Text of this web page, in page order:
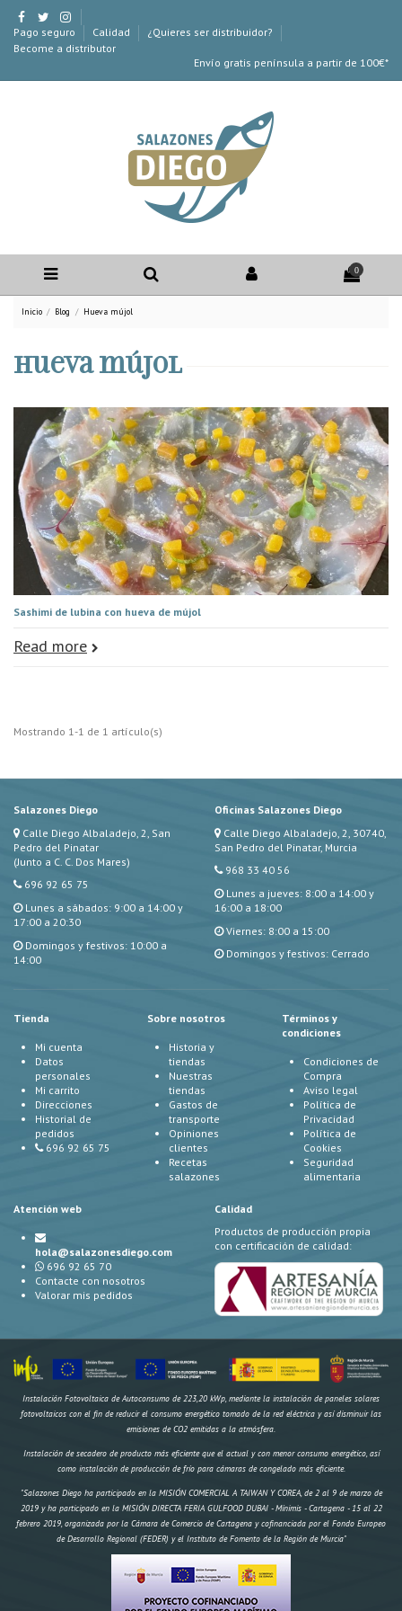
Pago seguro Calidad
¿Quieres ser distribuidor?
Become a distributor
Envío gratis península a partir de 100€*
0
Inicio Blog Hueva mújol
Hueva mújol
Sashimi de lubina con hueva de mújol
Read more
Mostrando 1-1 de 1 artículo(s)
Salazones Diego
Calle Diego Albaladejo, 2, San
Pedro del Pinatar
(Junto a C. C. Dos Mares)
696 92 65 75
Lunes a sábados: 9:00 a 14:00 y
17:00 a 20:30
Domingos y festivos: 10:00 a
14:00
Oficinas Salazones Diego
Calle Diego Albaladejo, 2, 30740,
San Pedro del Pinatar, Murcia
968 33 40 56
Lunes a jueves: 8:00 a 14:00 y
16:00 a 18:00
Viernes: 8:00 a 15:00
Domingos y festivos: Cerrado
Tienda
Mi cuenta
Datos
personales
Mi carrito
Direcciones
Historial de
pedidos
696 92 65 75
Sobre nosotros
Historia y
tiendas
Nuestras
tiendas
Gastos de
transporte
Opiniones
clientes
Recetas
salazones
Términos y
condiciones
Condiciones de
Compra
Aviso legal
Política de
Privacidad
Política de
Cookies
Seguridad
alimentaria
Atención web
hola@salazonesdiego.com
696 92 65 70
Contacte con nosotros
Valorar mis pedidos
Calidad
Productos de producción propia
con certificación de calidad:
Instalación Fotovoltaica de Autoconsumo de 223,20 kWp, mediante la instalación de paneles solares
fotovoltaicos con el fin de reducir el consumo energético tomado de la red eléctrica y así disminuir las
emisiones de CO2 emitidas a la atmósfera.
Instalación de secadero de producto más eficiente que el actual y con menor consumo energético, así
como instalación de producción de frío para cámaras de congelado más eficiente.
"Salazones Diego ha participado en la MISIÓN COMERCIAL A TAIWAN Y COREA, de 2 al 9 de marzo de
2019 y ha participado en la MISIÓN DIRECTA FERIA GULFOOD DUBAI - Mínimis - Cartagena - 15 al 22
febrero 2019, organizada por la Cámara de Comercio de Cartagena y cofinanciada por el Fondo Europeo
de Desarrollo Regional (FEDER) y el Instituto de Fomento de la Región de Murcia"